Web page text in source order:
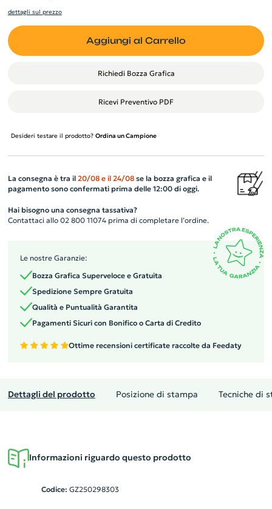
dettagli sul prezzo
Aggiungi al Carrello
Richiedi Bozza Grafica
Ricevi Preventivo PDF
Desideri testare il prodotto? Ordina un Campione
La consegna è tra il 20/08 e il 24/08se la bozza grafica e il
pagamento sono confermati prima delle 12:00 di oggi.
Hai bisogno una consegna tassativa?
Contattaci allo 02 800 11074 prima di completare l’ordine.
Le nostre Garanzie:
Bozza Grafica Superveloce e Gratuita
Spedizione Sempre Gratuita
Qualità e Puntualità Garantita
Pagamenti Sicuri con Bonifico o Carta di Credito
Ottime recensioni certificate raccolte da Feedaty
Dettagli del prodotto Posizione di stampa Tecniche di
Informazioni riguardo questo prodotto
Codice: GZ250298303